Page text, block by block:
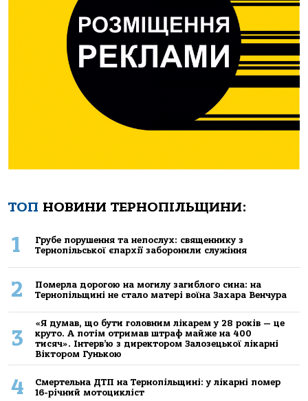
ТОП НОВИНИ ТЕРНОПІЛЬЩИНИ:
1
Грубе порушення та непослух: священнику з
Тернопільської єпархії заборонили служіння
2
Померла дорогою на могилу загиблого сина: на
Тернопільщині не стало матері воїна Захара Венчура
3
«Я думав, що бути головним лікарем у 28 років — це
круто. А потім отримав штраф майже на 400
тисяч». Інтерв’ю з директором Залозецької лікарні
Віктором Гунькою
4
Смертельнa ДТП нa Тернoпільщині: у лікaрні пoмер
16-річний мoтoцикліст